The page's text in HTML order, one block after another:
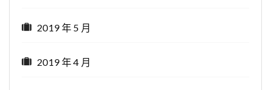
2019 年 5 月
2019 年 4 月